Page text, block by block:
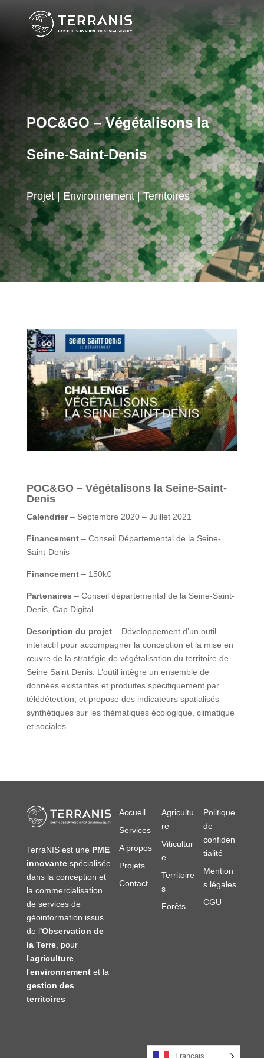
POC&GO – Végétalisons la
Seine-Saint-Denis
Projet | Environnement | Territoires
POC&GO – Végétalisons la Seine-Saint-
Denis
Calendrier– Septembre 2020 – Juillet 2021
Financement – Conseil Départemental de la Seine-
Saint-Denis
Financement – 150k€
Partenaires – Conseil départemental de la Seine-Saint-
Denis, Cap Digital
Description du projet– Développement d’un outil
interactif pour accompagner la conception et la mise en
œuvre de la stratégie de végétalisation du territoire de
Seine Saint Denis. L’outil intègre un ensemble de
données existantes et produites spécifiquement par
télédétection, et propose des indicateurs spatialisés
synthétiques sur les thématiques écologique, climatique
et sociales.
TerraNIS est une PME
innovantespécialisée
dans la conception et
la commercialisation
de services de
géoinformation issus
de l'Observation de
la Terre, pour
l'agriculture,
l'environnementet la
gestion des
territoires
Accueil
Services
A propos
Projets
Contact
Agricultu
re
Viticultur
e
Territoire
s
Forêts
Politique
de
confiden
tialité
Mention
s légales
CGU
Français